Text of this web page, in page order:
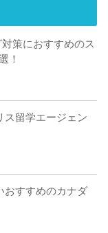
策におすすめのス
！
ス留学エージェン
おすすめのカナダ